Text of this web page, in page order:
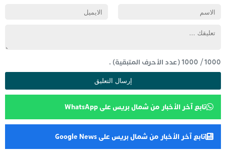
1000
/
1000(عدد الأحرف المتبقية) .
تابع آخر الأخبار من شمال بريس على WhatsApp
تابع آخر الأخبار من شمال بريس على Google News